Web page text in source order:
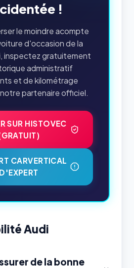
!
le moindre acompte
d'occasion de la
inspectez gratuitement
administratif
et de kilométrage
partenaire officiel.
SUR HISTOVEC
CARVERTICAL
D'EXPERT
Audi
de la bonne